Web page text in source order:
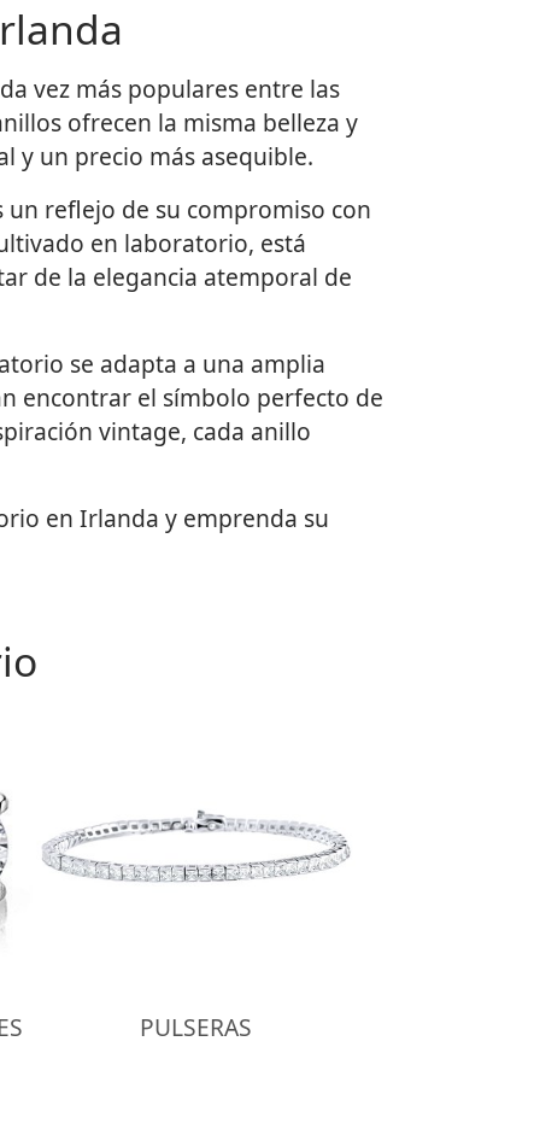
vez más populares entre las
ofrecen la misma belleza y
y un precio más asequible.
reflejo de su compromiso con
en laboratorio, está
de la elegancia atemporal de
se adapta a una amplia
encontrar el símbolo perfecto de
vintage, cada anillo
en Irlanda y emprenda su
PULSERAS